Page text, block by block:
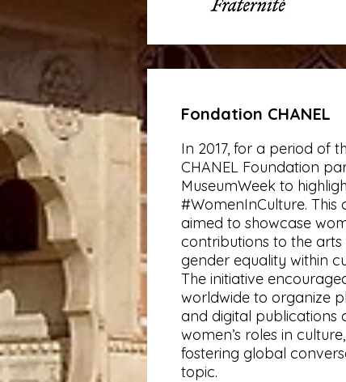
Fondation CHANEL
In 2017, for a period of
CHANEL Foundation
MuseumWeek to
#WomenInCulture. This
aimed to showcase
contributions to the
gender equality within
The initiative
worldwide to organize
and digital publications
women’s roles in
fostering global
topic.